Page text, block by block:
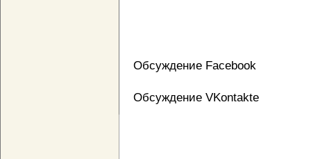
Обсуждение Facebook
Обсуждение VKontakte